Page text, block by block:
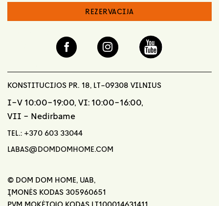
REZERVACIJA
KONSTITUCIJOS PR. 18, LT-09308 VILNIUS
I-V 10:00-19:00, VI: 10:00-16:00,
VII - Nedirbame
TEL.: +370 603 33044
LABAS@DOMDOMHOME.COM
© DOM DOM HOME, UAB,
ĮMONĖS KODAS 305960651
PVM MOKĖTOJO KODAS LT100014631411